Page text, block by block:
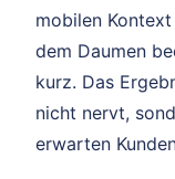
mobilen
dem Daumen
kurz. Das
nicht nervt,
erwarten